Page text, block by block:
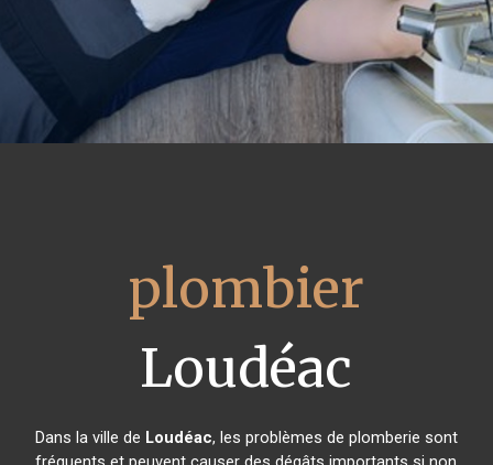
plombier
Loudéac
Dans la ville de Loudéac, les problèmes de plomberie sont